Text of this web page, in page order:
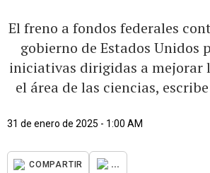
El freno a fondos federales
gobierno de Estados Unidos
iniciativas dirigidas a mejorar
el área de las ciencias,
31 de enero de 2025 - 1:00 AM
COMPARTIR ...